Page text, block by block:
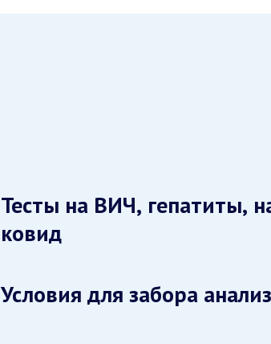
Тесты на ВИЧ, гепатиты,
ковид
Условия для забора